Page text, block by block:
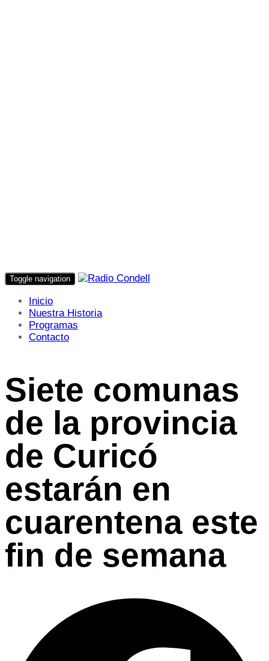
Toggle navigation
Inicio
Nuestra Historia
Programas
Contacto
Siete comunas
de la provincia
de Curicó
estarán en
cuarentena este
fin de semana